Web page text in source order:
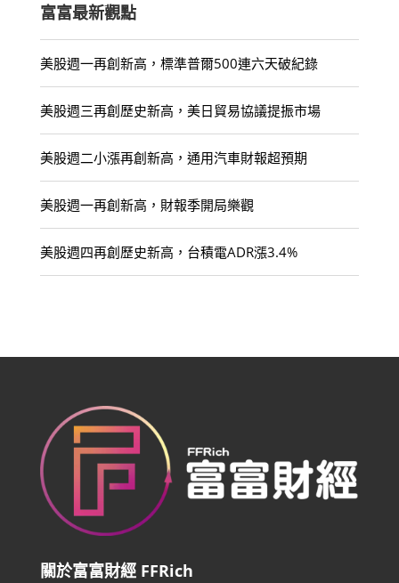
富富最新觀點
美股週一再創新高，標準普爾500連六天破紀錄
美股週三再創歷史新高，美日貿易協議提振市場
美股週二小漲再創新高，通用汽車財報超預期
美股週一再創新高，財報季開局樂觀
美股週四再創歷史新高，台積電ADR漲3.4%
關於富富財經 FFRich